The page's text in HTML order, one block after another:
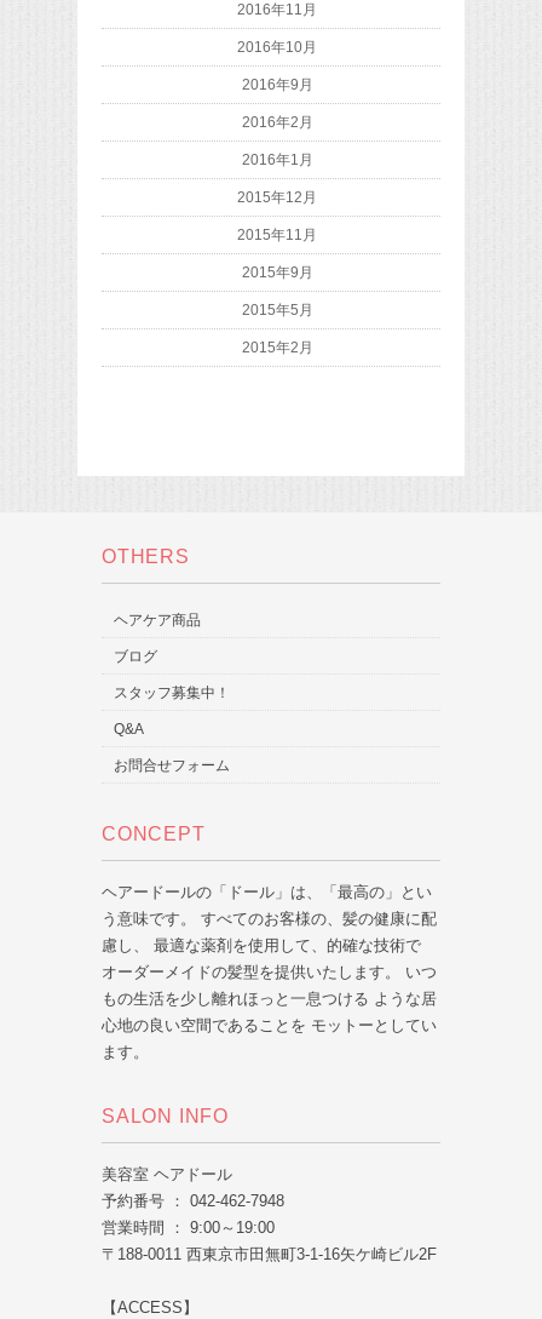
2016年11月
2016年10月
2016年9月
2016年2月
2016年1月
2015年12月
2015年11月
2015年9月
2015年5月
2015年2月
OTHERS
ヘアケア商品
ブログ
スタッフ募集中！
Q&A
お問合せフォーム
CONCEPT
ヘアードールの「ドール」は、「最高の」とい
う意味です。 すべてのお客様の、髪の健康に配
慮し、 最適な薬剤を使用して、的確な技術で
オーダーメイドの髪型を提供いたします。 いつ
もの生活を少し離れほっと一息つける ような居
心地の良い空間であることを モットーとしてい
ます。
SALON INFO
美容室 ヘアドール
予約番号 ： 042-462-7948
営業時間 ： 9:00～19:00
〒188-0011 西東京市田無町3-1-16矢ケ崎ビル2F
【ACCESS】